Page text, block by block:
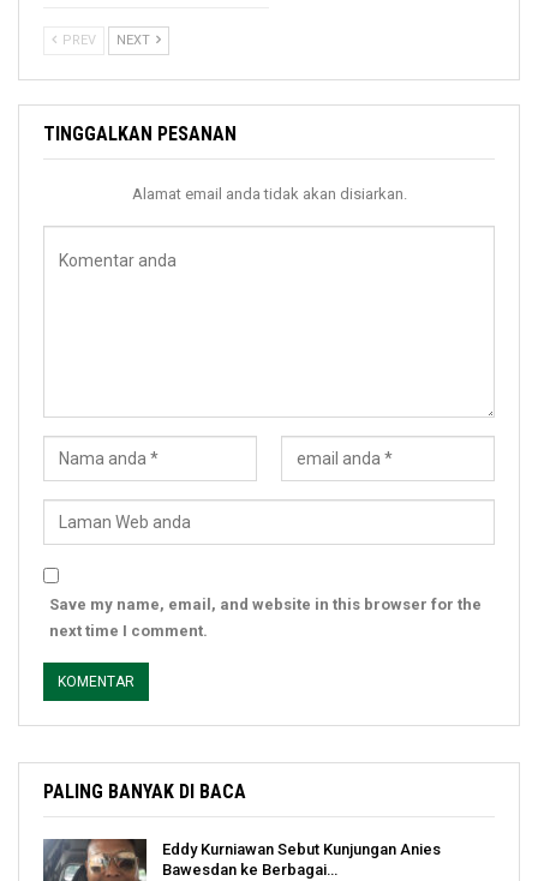
PREV NEXT
TINGGALKAN PESANAN
Alamat email anda tidak akan disiarkan.
Save my name, email, and website in this browser for the
next time I comment.
PALING BANYAK DI BACA
Eddy Kurniawan Sebut Kunjungan Anies
Bawesdan ke Berbagai…